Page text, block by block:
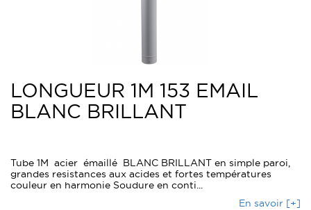
LONGUEUR 1M 153 EMAIL
BLANC BRILLANT
Tube 1M acier émaillé BLANC BRILLANT en simple paroi,
grandes resistances aux acides et fortes températures
couleur en harmonie Soudure en conti...
En savoir [+]